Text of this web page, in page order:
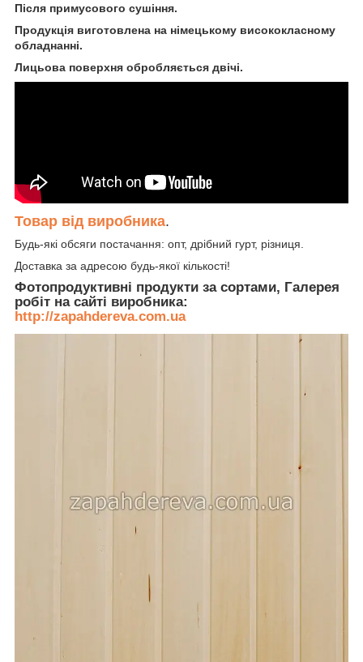
Після примусового сушіння.
Продукція виготовлена на німецькому висококласному
обладнанні.
Лицьова поверхня обробляється двічі.
Товар від виробника.
Будь-які обсяги постачання: опт, дрібний гурт, різниця.
Доставка за адресою будь-якої кількості!
Фотопродуктивні продукти за сортами, Галерея
робіт на сайті виробника:
http://zapahdereva.com.ua